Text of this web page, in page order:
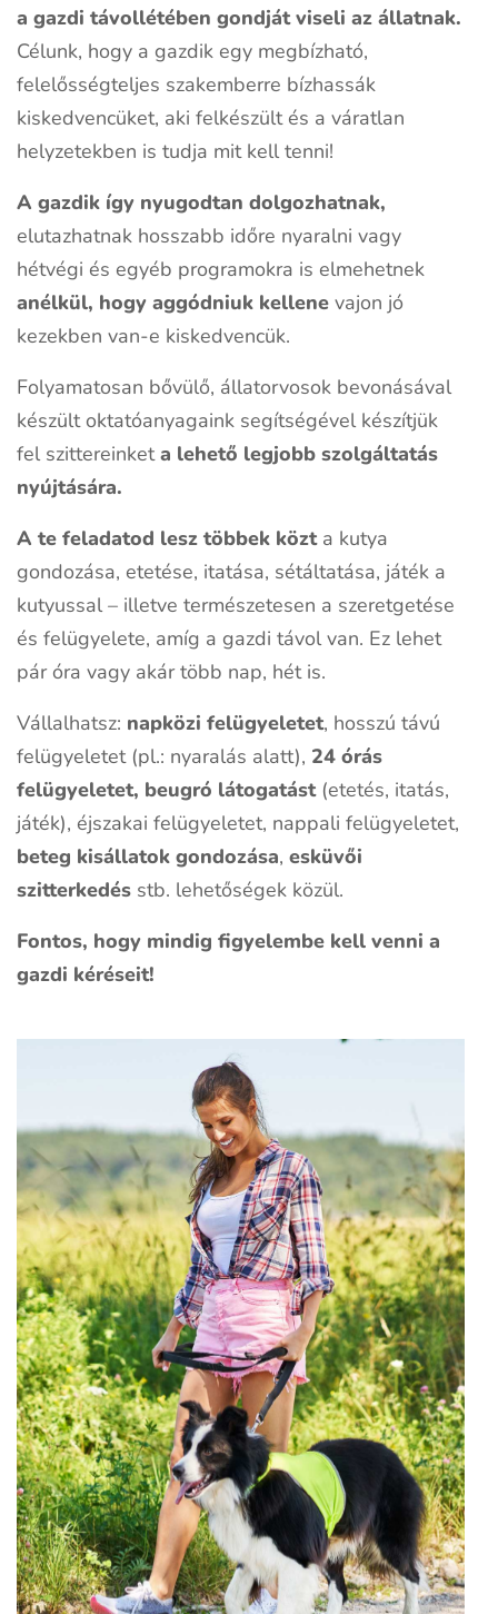
a gazdi távollétében gondját viseli az állatnak.
Célunk, hogy a gazdik egy megbízható,
felelősségteljes szakemberre bízhassák
kiskedvencüket, aki felkészült és a váratlan
helyzetekben is tudja mit kell tenni!
A gazdik így nyugodtan dolgozhatnak,
elutazhatnak hosszabb időre nyaralni vagy
hétvégi és egyéb programokra is elmehetnek
anélkül, hogy aggódniuk kellene vajon jó
kezekben van-e kiskedvencük.
Folyamatosan bővülő, állatorvosok bevonásával
készült oktatóanyagaink segítségével készítjük
fel szittereinketa lehető legjobb szolgáltatás
nyújtására.
A te feladatod lesz többek közta kutya
gondozása, etetése, itatása, sétáltatása, játék a
kutyussal – illetve természetesen a szeretgetése
és felügyelete, amíg a gazdi távol van. Ez lehet
pár óra vagy akár több nap, hét is.
Vállalhatsz: napközi felügyeletet, hosszú távú
felügyeletet (pl.: nyaralás alatt), 24 órás
felügyeletet, beugró látogatást(etetés, itatás,
játék), éjszakai felügyeletet, nappali felügyeletet,
beteg kisállatok gondozása, esküvői
szitterkedés stb. lehetőségek közül.
Fontos, hogy mindig figyelembe kell venni a
gazdi kéréseit!